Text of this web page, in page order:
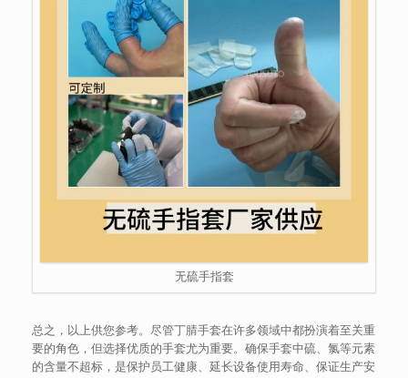
无硫手指套
总之，以上供您参考。尽管丁腈手套在许多领域中都扮演着至关重
要的角色，但选择优质的手套尤为重要。确保手套中硫、氯等元素
的含量不超标，是保护员工健康、延长设备使用寿命、保证生产安